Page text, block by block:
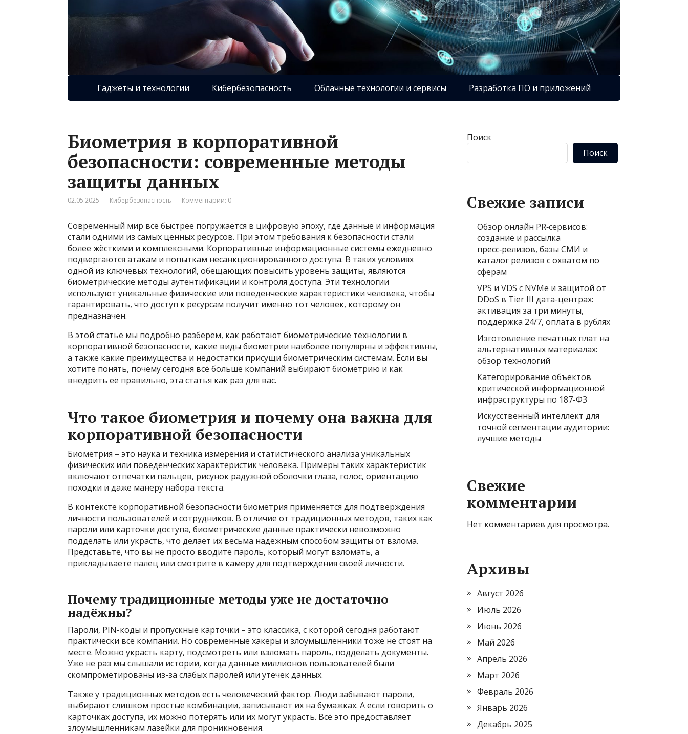
Гаджеты и технологии Кибербезопасность Облачные технологии и сервисы Разработка ПО и приложений
Биометрия в корпоративной
безопасности: современные методы
защиты данных
02.05.2025 Кибербезопасность Комментарии: 0
Современный мир всё быстрее погружается в цифровую эпоху, где данные и информация
стали одними из самых ценных ресурсов. При этом требования к безопасности стали
более жёсткими и комплексными. Корпоративные информационные системы ежедневно
подвергаются атакам и попыткам несанкционированного доступа. В таких условиях
одной из ключевых технологий, обещающих повысить уровень защиты, являются
биометрические методы аутентификации и контроля доступа. Эти технологии
используют уникальные физические или поведенческие характеристики человека, чтобы
гарантировать, что доступ к ресурсам получит именно тот человек, которому он
предназначен.
В этой статье мы подробно разберём, как работают биометрические технологии в
корпоративной безопасности, какие виды биометрии наиболее популярны и эффективны,
а также какие преимущества и недостатки присущи биометрическим системам. Если вы
хотите понять, почему сегодня всё больше компаний выбирают биометрию и как
внедрить её правильно, эта статья как раз для вас.
Что такое биометрия и почему она важна для
корпоративной безопасности
Биометрия – это наука и техника измерения и статистического анализа уникальных
физических или поведенческих характеристик человека. Примеры таких характеристик
включают отпечатки пальцев, рисунок радужной оболочки глаза, голос, ориентацию
походки и даже манеру набора текста.
В контексте корпоративной безопасности биометрия применяется для подтверждения
личности пользователей и сотрудников. В отличие от традиционных методов, таких как
пароли или карточки доступа, биометрические данные практически невозможно
подделать или украсть, что делает их весьма надёжным способом защиты от взлома.
Представьте, что вы не просто вводите пароль, который могут взломать, а
прикладываете палец или смотрите в камеру для подтверждения своей личности.
Почему традиционные методы уже не достаточно
надёжны?
Пароли, PIN-коды и пропускные карточки – это классика, с которой сегодня работают
практически все компании. Но современные хакеры и злоумышленники тоже не стоят на
месте. Можно украсть карту, подсмотреть или взломать пароль, подделать документы.
Уже не раз мы слышали истории, когда данные миллионов пользователей были
скомпрометированы из-за слабых паролей или утечек данных.
Также у традиционных методов есть человеческий фактор. Люди забывают пароли,
выбирают слишком простые комбинации, записывают их на бумажках. А если говорить о
карточках доступа, их можно потерять или их могут украсть. Всё это предоставляет
злоумышленникам лазейки для проникновения.
Поиск
Поиск
Свежие записи
Обзор онлайн PR‑сервисов:
создание и рассылка
пресс‑релизов, базы СМИ и
каталог релизов с охватом по
сферам
VPS и VDS с NVMe и защитой от
DDoS в Tier III дата-центрах:
активация за три минуты,
поддержка 24/7, оплата в рублях
Изготовление печатных плат на
альтернативных материалах:
обзор технологий
Категорирование объектов
критической информационной
инфраструктуры по 187-ФЗ
Искусственный интеллект для
точной сегментации аудитории:
лучшие методы
Свежие
комментарии
Нет комментариев для просмотра.
Архивы
Август 2026
Июль 2026
Июнь 2026
Май 2026
Апрель 2026
Март 2026
Февраль 2026
Январь 2026
Декабрь 2025